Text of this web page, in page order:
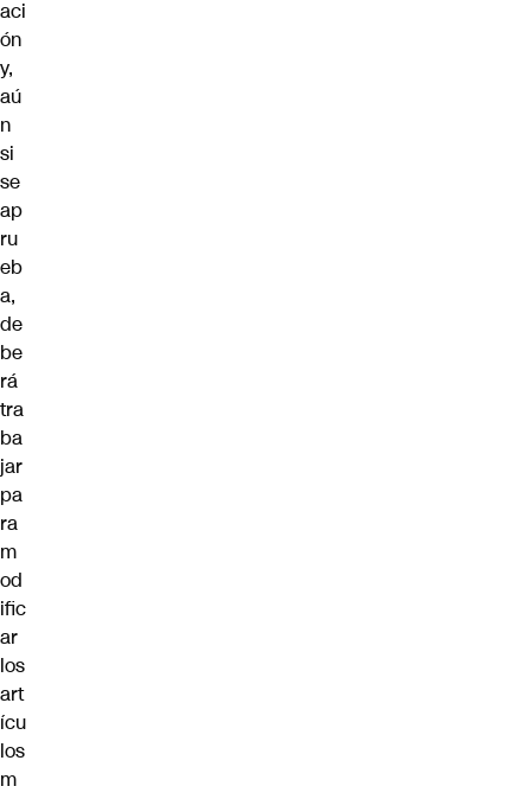
aci
ón
y,
aú
n
si
se
ap
ru
eb
a,
de
be
rá
tra
ba
jar
pa
ra
m
od
ific
ar
los
art
ícu
los
m